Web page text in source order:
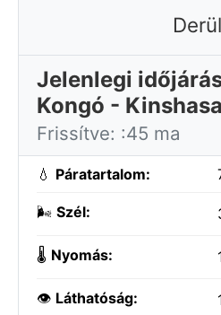
Jelenlegi
Kongó -
Frissítve: :45 ma
💧 Páratartalom:
🌬️ Szél:
🌡️ Nyomás:
👁️ Láthatóság: